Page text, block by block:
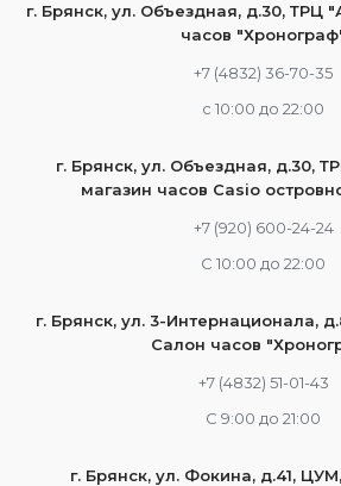
г. Брянск, ул. Объездная, д.30, ТРЦ
часов
+7 (4832) 36-70-35
c 10:00 до 22:00
г. Брянск, ул. Объездная, д.30,
магазин часов Casio
+7 (920) 600-24-24
С 10:00 до 22:00
г. Брянск, ул. 3-Интернационала,
Салон часов
+7 (4832) 51-01-43
С 9:00 до 21:00
г. Брянск, ул. Фокина, д.41,